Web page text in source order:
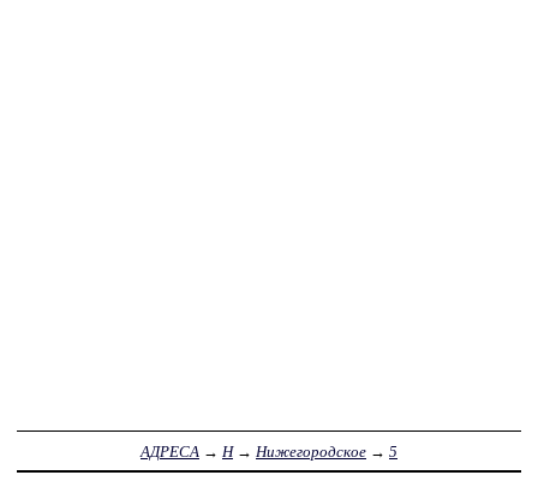
АДРЕСА → Н→ Нижегородское → 5